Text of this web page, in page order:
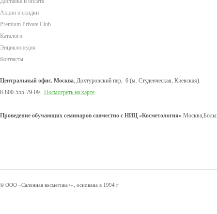
Акции и скидки
Premium Private Club
Каталоги
Энциклопедия
Контакты
Центральный офис. Москва, Дохтуровский пер, 6 (м. Студенческая, Киевская).
8-800-555-79-09. Посмотреть на карте
Проведение обучающих семинаров совместно с НИЦ «Косметология»
© ООО «Салонная косметика+», основана в 1994 г